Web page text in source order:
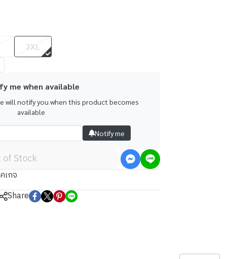
2XL
me when available
will notify you when this product becomes
available
Notify me
of Stock
เกจ
Share